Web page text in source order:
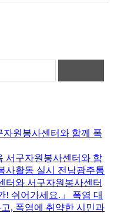
원봉사센터와 함께 폭
서구자원봉사센터와 함
사활동 실시 전남광주통
터와 서구자원봉사센터
! 쉬어가세요.」 폭염 대
, 폭염에 취약한 시민과